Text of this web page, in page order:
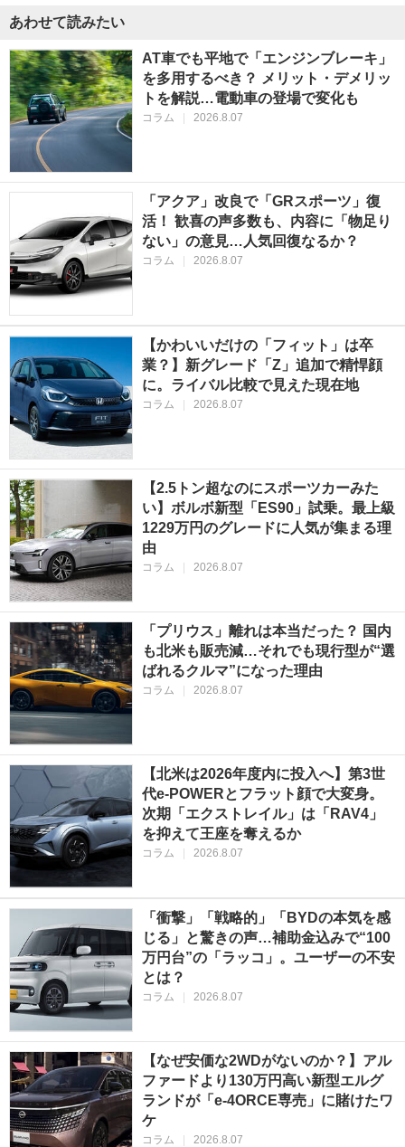
あわせて読みたい
AT車でも平地で「エンジンブレーキ」
を多用するべき？ メリット・デメリッ
トを解説…電動車の登場で変化も
コラム 2026.8.07
「アクア」改良で「GRスポーツ」復
活！ 歓喜の声多数も、内容に「物足り
ない」の意見…人気回復なるか？
コラム 2026.8.07
【かわいいだけの「フィット」は卒
業？】新グレード「Z」追加で精悍顔
に。ライバル比較で見えた現在地
コラム 2026.8.07
【2.5トン超なのにスポーツカーみた
い】ボルボ新型「ES90」試乗。最上級
1229万円のグレードに人気が集まる理
由
コラム 2026.8.07
「プリウス」離れは本当だった？ 国内
も北米も販売減…それでも現行型が“選
ばれるクルマ”になった理由
コラム 2026.8.07
【北米は2026年度内に投入へ】第3世
代e-POWERとフラット顔で大変身。
次期「エクストレイル」は「RAV4」
を抑えて王座を奪えるか
コラム 2026.8.07
「衝撃」「戦略的」「BYDの本気を感
じる」と驚きの声…補助金込みで“100
万円台”の「ラッコ」。ユーザーの不安
とは？
コラム 2026.8.07
【なぜ安価な2WDがないのか？】アル
ファードより130万円高い新型エルグ
ランドが「e-4ORCE専売」に賭けたワ
ケ
コラム | 2026.8.07